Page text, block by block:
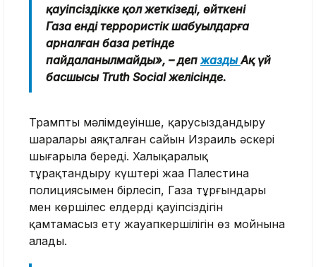
қауіпсіздікке қол жеткізеді, өйткені
Газа енді террористік шабуылдарға
арналған база ретінде
пайдаланылмайды», – деп жаздыАқ үй
басшысы Truth Social желісінде.
Трамптың мәлімдеуінше, қарусыздандыру
шаралары аяқталған сайын Израиль әскері
шығарыла береді. Халықаралық
тұрақтандыру күштері жаңа Палестина
полициясымен бірлесіп, Газа тұрғындары
мен көршілес елдердің қауіпсіздігін
қамтамасыз ету жауапкершілігін өз мойнына
алады.